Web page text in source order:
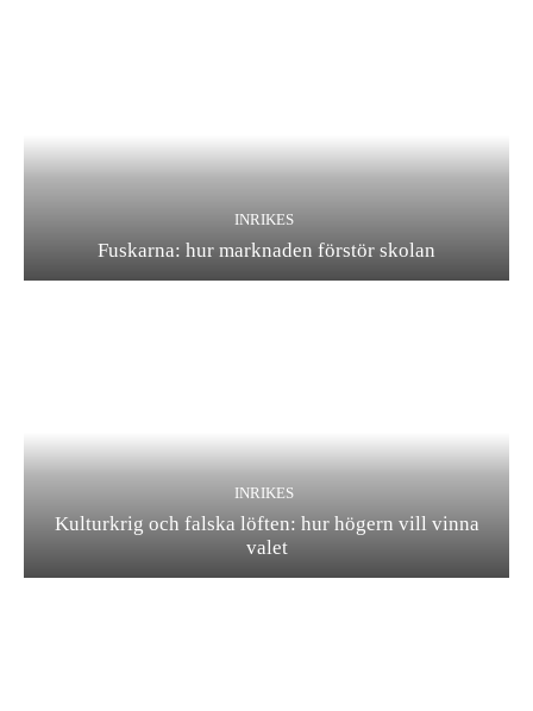
INRIKES
Fuskarna: hur marknaden förstör skolan
INRIKES
Kulturkrig och falska löften: hur högern vill vinna
valet